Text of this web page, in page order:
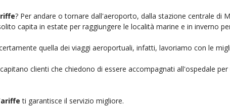
? Per andare o tornare dall'aeroporto, dalla stazione centrale di
capita in estate per raggiungere le località marine e in inverno
quella dei viaggi aeroportuali, infatti, lavoriamo con le
clienti che chiedono di essere accompagnati all'ospedale
ti garantisce il servizio migliore.